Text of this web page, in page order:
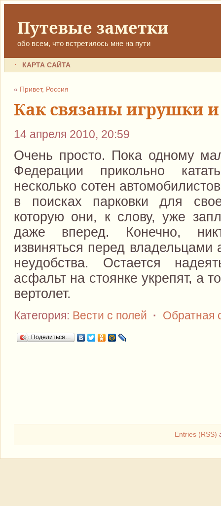
Путевые заметки
обо всем, что встретилось мне на пути
КАРТА САЙТА
« Привет, Россия
Как связаны игрушки
14 апреля 2010, 20:59
Очень просто. Пока одному
Федерации прикольно
несколько сотен
в поисках парковки для
которую они, к слову, уже
даже вперед. Конечно,
извиняться перед владельцами
неудобства. Остается
асфальт на стоянке укрепят, а
вертолет.
Категория: Вести с полей · Обратная
Поделиться…
Entries (RSS)